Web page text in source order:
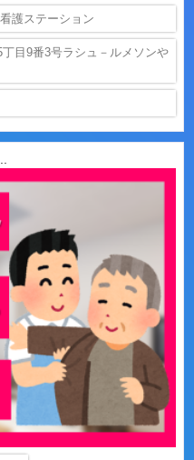
護ステーション
目9番3号ラシュ－ルメソンや